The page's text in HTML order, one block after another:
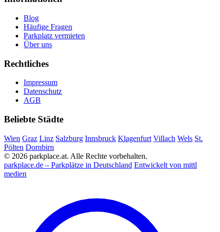
Blog
Häufige Fragen
Parkplatz vermieten
Über uns
Rechtliches
Impressum
Datenschutz
AGB
Beliebte Städte
Wien Graz Linz Salzburg Innsbruck Klagenfurt Villach Wels St.
Pölten Dornbirn
© 2026 parkplace.at. Alle Rechte vorbehalten.
parkplace.de – Parkplätze in Deutschland Entwickelt von mittl
medien